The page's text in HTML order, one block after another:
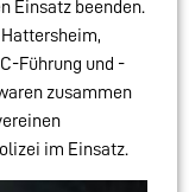
Einsatz beenden.
Führung und -
zusammen
im Einsatz.